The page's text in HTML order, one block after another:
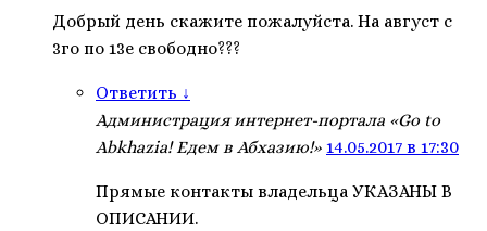
Добрый день скажите пожалуйста. На август с
3го по 13е свободно???
Ответить ↓
Администрация интернет-портала «Go to
Abkhazia! Едем в Абхазию!» 14.05.2017 в 17:30
Прямые контакты владельца УКАЗАНЫ В
ОПИСАНИИ.